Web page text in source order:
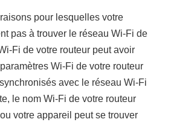
l
e
h
e
r
raisons pour lesquelles votre
pas à trouver le réseau Wi-Fi de
Fi de votre routeur peut avoir
Wi-Fi de votre routeur
avec le réseau Wi-Fi
le nom Wi-Fi de votre routeur
votre appareil peut se trouver